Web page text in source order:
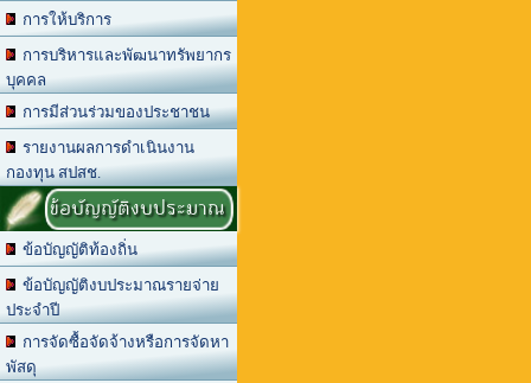
การให้บริการ
การบริหารและพัฒนาทรัพยากร
บุคคล
การมีส่วนร่วมของประชาชน
รายงานผลการดำเนินงาน
กองทุน สปสช.
ข้อบัญญัติงบประมาณ
ข้อบัญญัติท้องถิ่น
ข้อบัญญัติงบประมาณรายจ่าย
ประจำปี
การจัดซื้อจัดจ้างหรือการจัดหา
พัสดุ